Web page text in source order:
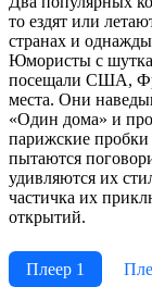
то ездят или
странах и
Юмористы с
посещали США,
места. Они
«Один дома» и
парижские
пытаются
удивляются их
частичка их
открытий.
Плеер 1